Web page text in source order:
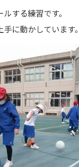
する練習です。
に動かしています。